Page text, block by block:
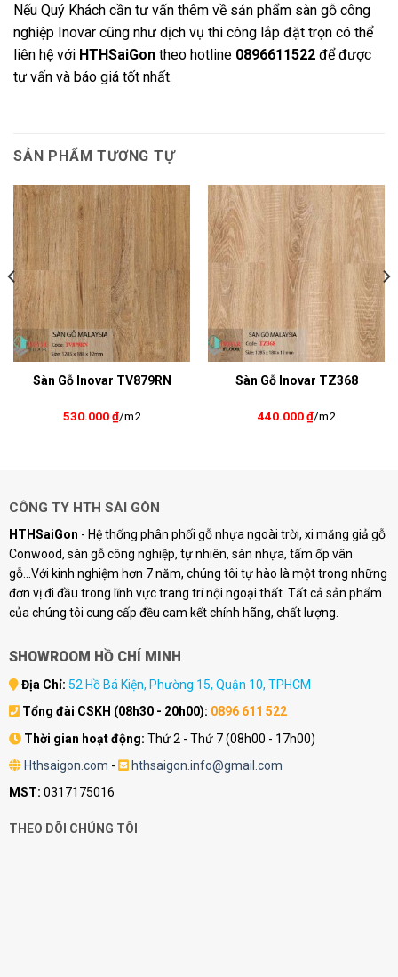
Nếu Quý Khách cần tư vấn thêm về sản phẩm sàn gỗ công
nghiệp Inovar cũng như dịch vụ thi công lắp đặt trọn có thể
liên hệ với HTHSaiGon theo hotline 0896611522 để được
tư vấn và báo giá tốt nhất.
SẢN PHẨM TƯƠNG TỰ
Sàn Gỗ Inovar TV879RN
530.000₫/m2
Sàn Gỗ Inovar TZ368
440.000₫/m2
CÔNG TY HTH SÀI GÒN
HTHSaiGon - Hệ thống phân phối gỗ nhựa ngoài trời, xi măng giả gỗ
Conwood, sàn gỗ công nghiệp, tự nhiên, sàn nhựa, tấm ốp vân
gỗ...Với kinh nghiệm hơn 7 năm, chúng tôi tự hào là một trong những
đơn vị đi đầu trong lĩnh vực trang trí nội ngoại thất. Tất cả sản phẩm
của chúng tôi cung cấp đều cam kết chính hãng, chất lượng.
SHOWROOM HỒ CHÍ MINH
Địa Chỉ: 52 Hồ Bá Kiện, Phường 15, Quận 10, TPHCM
Tổng đài CSKH (08h30 - 20h00): 0896 611 522
Thời gian hoạt động: Thứ 2 - Thứ 7 (08h00 - 17h00)
Hthsaigon.com -
hthsaigon.info@gmail.com
MST: 0317175016
THEO DÕI CHÚNG TÔI